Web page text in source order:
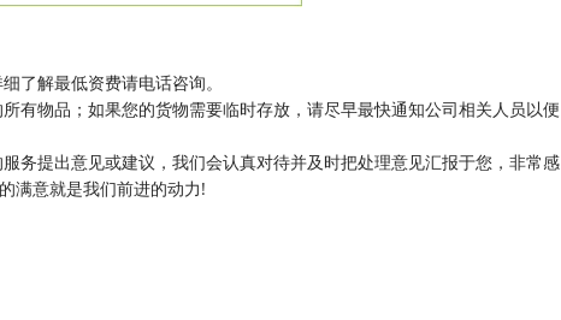
了解最低资费请电话咨询。
有物品；如果您的货物需要临时存放，请尽早最快通知公司相关人员以便
务提出意见或建议，我们会认真对待并及时把处理意见汇报于您，非常感
满意就是我们前进的动力!